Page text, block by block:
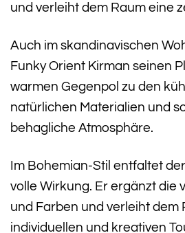
und verleiht dem Raum eine
Auch im skandinavischen
Funky Orient Kirman seinen
warmen Gegenpol zu den
natürlichen Materialien und
behagliche Atmosphäre.
Im Bohemian-Stil entfaltet
volle Wirkung. Er ergänzt die
und Farben und verleiht dem
individuellen und kreativen